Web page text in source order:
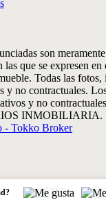
son
las que se expresen
Todas las fotos,
y no contractuales.
y no
INMOBILIARIA.
- Tokko Broker